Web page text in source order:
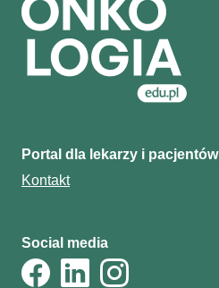
Portal dla lekarzy i pacjentów
Kontakt
Social media